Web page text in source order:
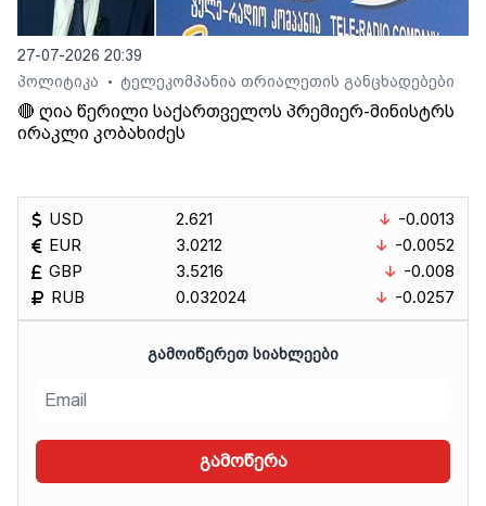
27-07-2026 20:39
პოლიტიკა
• ტელეკომპანია თრიალეთის განცხადებები
🔴 ღია წერილი საქართველოს პრემიერ-მინისტრს
ირაკლი კობახიძეს
USD
EUR
GBP
RUB
2.621
3.0212
3.5216
0.032024
-0.0013
-0.0052
-0.008
-0.0257
ᲒᲐᲛᲝᲘᲬᲔᲠᲔᲗ ᲡᲘᲐᲮᲚᲔᲔᲑᲘ
გამოწერა